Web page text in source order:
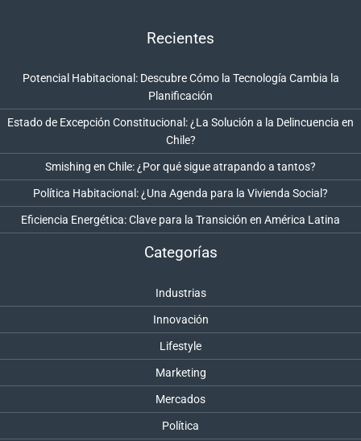
Recientes
Potencial Habitacional: Descubre Cómo la Tecnología Cambia la
Planificación
Estado de Excepción Constitucional: ¿La Solución a la Delincuencia en
Chile?
Smishing en Chile: ¿Por qué sigue atrapando a tantos?
Política Habitacional: ¿Una Agenda para la Vivienda Social?
Eficiencia Energética: Clave para la Transición en América Latina
Categorías
Industrias
Innovación
Lifestyle
Marketing
Mercados
Política